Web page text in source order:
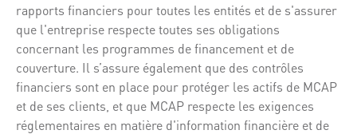
rapports financiers pour toutes les entités et de s'assurer
que l'entreprise respecte toutes ses obligations
concernant les programmes de financement et de
couverture. Il s’assure également que des contrôles
financiers sont en place pour protéger les actifs de MCAP
et de ses clients, et que MCAP respecte les exigences
réglementaires en matière d'information financière et de